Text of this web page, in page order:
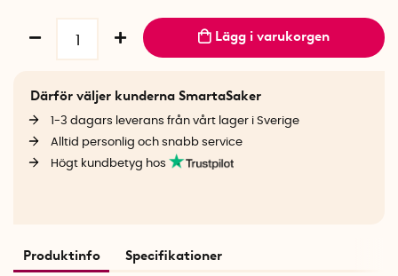
Lägg i varukorgen
Därför väljer kunderna SmartaSaker
1-3 dagars leverans från vårt lager i Sverige
Alltid personlig och snabb service
Högt kundbetyg hos
Produktinfo Specifikationer